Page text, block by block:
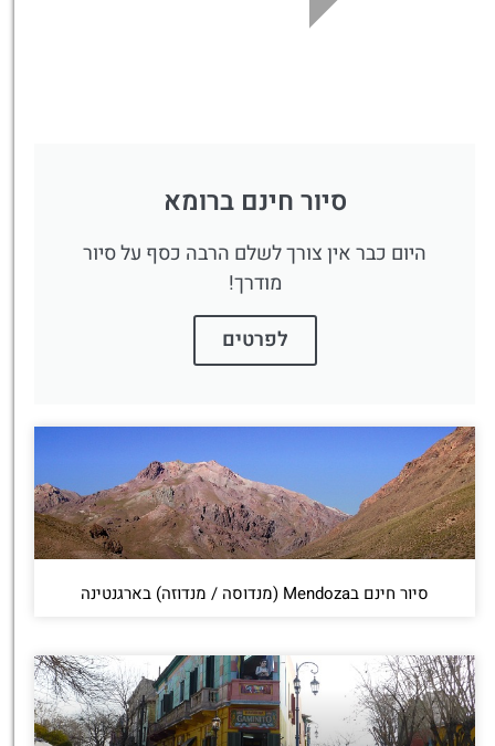
סיור חינם ברומא
היום כבר אין צורך לשלם הרבה כסף על סיור
מודרך!
לפרטים
סיור חינם בMendoza (מנדוסה / מנדוזה) בארגנטינה